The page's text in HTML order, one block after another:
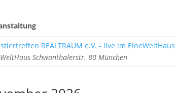
REALTRAUM e.V. - live im EineWeltHaus
Schwanthalerstr. 80 München